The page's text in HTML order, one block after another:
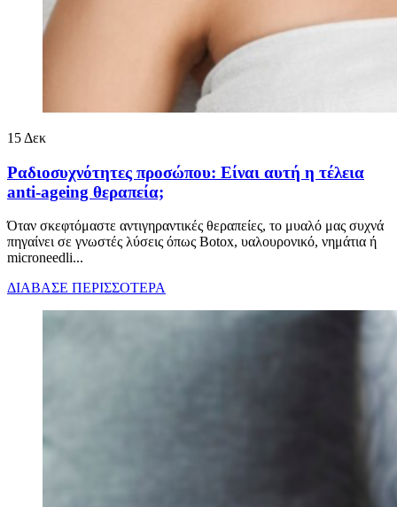
15 Δεκ
Ραδιοσυχνότητες προσώπου: Είναι αυτή η τέλεια
anti-ageing θεραπεία;
Όταν σκεφτόμαστε αντιγηραντικές θεραπείες, το μυαλό μας συχνά
πηγαίνει σε γνωστές λύσεις όπως Botox, υαλουρονικό, νημάτια ή
microneedli...
ΔΙΑΒΑΣΕ ΠΕΡΙΣΣΟΤΕΡΑ